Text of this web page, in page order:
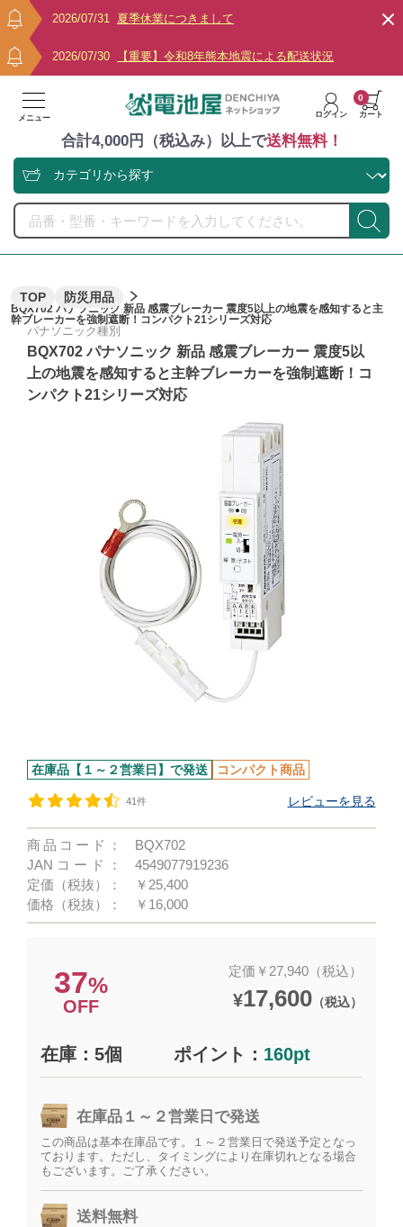
2026/07/31 夏季休業につきまして
2026/07/30 【重要】令和8年熊本地震による配送状況
メニュー ログイン カート
0
合計4,000円（税込み）以上で送料無料！
TOP 防災用品
BQX702 パナソニック 新品 感震ブレーカー 震度5以上の地震を感知すると主
幹ブレーカーを強制遮断！コンパクト21シリーズ対応
パナソニック種別
BQX702 パナソニック 新品 感震ブレーカー 震度5以
上の地震を感知すると主幹ブレーカーを強制遮断！コ
ンパクト21シリーズ対応
在庫品【１～２営業日】で発送 コンパクト商品
41件 レビューを見る
商品コード：
BQX702
JANコード：
4549077919236
定価（税抜）：
￥25,400
価格（税抜）：
￥16,000
37%
OFF
定価￥27,940（税込）
¥17,600（税込）
在庫：5個 ポイント： 160pt
在庫品１～２営業日で発送
この商品は基本在庫品です。１～２営業日で発送予定となっ
ております。ただし、タイミングにより在庫切れとなる場合
もございます。ご了承ください。
送料無料